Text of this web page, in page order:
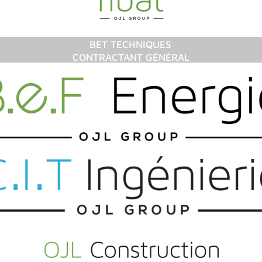
BET TECHNIQUES
CONTRACTANT GÉNÉRAL